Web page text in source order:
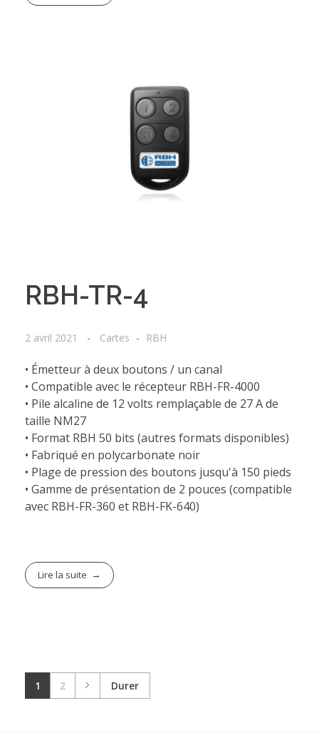
RBH-TR-4
2 avril 2021 Cartes RBH
• Émetteur à deux boutons / un canal
• Compatible avec le récepteur RBH-FR-4000
• Pile alcaline de 12 volts remplaçable de 27 A de
taille NM27
• Format RBH 50 bits (autres formats disponibles)
• Fabriqué en polycarbonate noir
• Plage de pression des boutons jusqu'à 150 pieds
• Gamme de présentation de 2 pouces (compatible
avec RBH-FR-360 et RBH-FK-640)
Lire la suite
1 2 Durer